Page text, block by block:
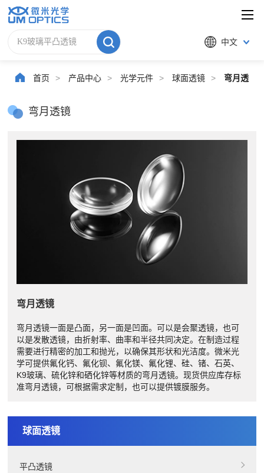
中文
首页 > 产品中心 > 光学元件 > 球面透镜 > 弯月透镜
弯月透镜
弯月透镜
弯月透镜一面是凸面，另一面是凹面。可以是会聚透镜，也可
以是发散透镜，由折射率、曲率和半径共同决定。在制造过程
需要进行精密的加工和抛光，以确保其形状和光洁度。微米光
学可提供氟化钙、氟化钡、氟化镁、氟化锂、硅、锗、石英、
K9玻璃、硫化锌和硒化锌等材质的弯月透镜。现货供应库存标
准弯月透镜，可根据需求定制，也可以提供镀膜服务。
球面透镜
平凸透镜